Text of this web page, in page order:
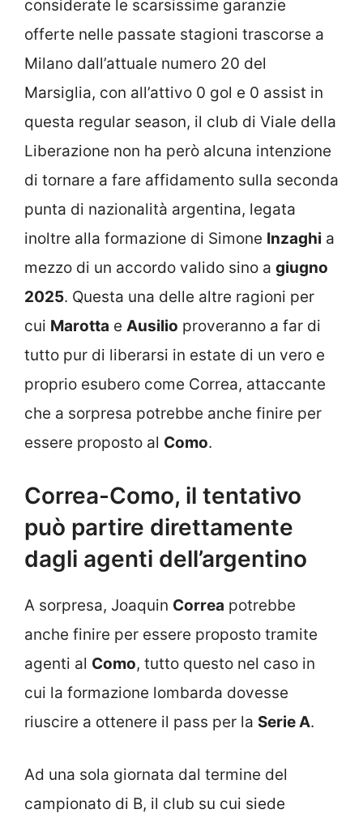
considerate le scarsissime garanzie
offerte nelle passate stagioni trascorse a
Milano dall’attuale numero 20 del
Marsiglia, con all’attivo 0 gol e 0 assist in
questa regular season, il club di Viale della
Liberazione non ha però alcuna intenzione
di tornare a fare affidamento sulla seconda
punta di nazionalità argentina, legata
inoltre alla formazione di Simone Inzaghi a
mezzo di un accordo valido sino a giugno
2025. Questa una delle altre ragioni per
cui Marotta e Ausilio proveranno a far di
tutto pur di liberarsi in estate di un vero e
proprio esubero come Correa, attaccante
che a sorpresa potrebbe anche finire per
essere proposto al Como.
Correa-Como, il tentativo
può partire direttamente
dagli agenti dell’argentino
A sorpresa, Joaquin Correa potrebbe
anche finire per essere proposto tramite
agenti al Como, tutto questo nel caso in
cui la formazione lombarda dovesse
riuscire a ottenere il pass per la Serie A.
Ad una sola giornata dal termine del
campionato di B, il club su cui siede